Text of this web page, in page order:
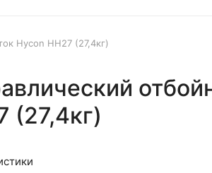
Hycon HH27 (27,4кг)
(27,4кг)